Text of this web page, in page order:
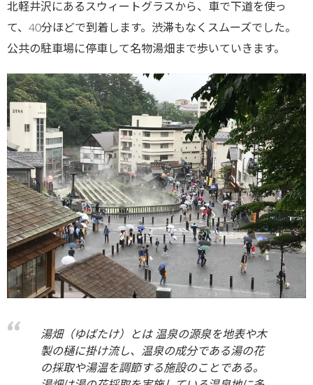
北軽井沢にあるスウィートグラスから、車で下道を使っ
て、40分ほどで到着します。渋滞もなくスムーズでした。
公共の駐車場に停車して名物湯畑まで歩いていきます。
湯畑（ゆばたけ）とは 温泉の源泉を地表や木
製の樋に掛け流し、温泉の成分である湯の花
の採取や湯温を調節する施設のことである。